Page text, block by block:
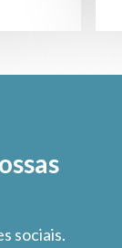
sociais.